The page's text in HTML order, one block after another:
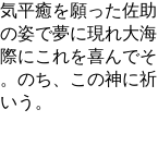
平癒を願った佐助
姿で夢に現れ大海
にこれを喜んでそ
のち、この神に祈
う。